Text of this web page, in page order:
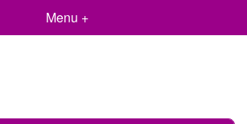
Menu +